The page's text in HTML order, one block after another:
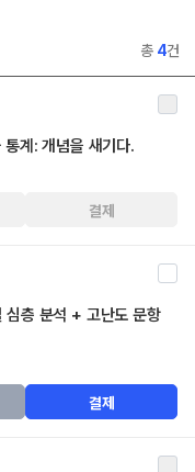
총 4건
계: 개념을 새기다.
결제
층 분석 + 고난도 문항
결제